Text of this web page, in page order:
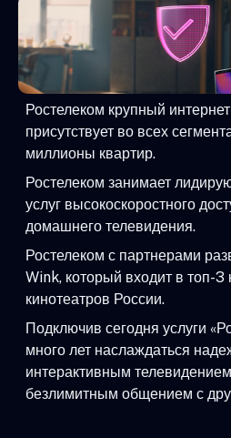
Ростелеком крупный
присутствует во всех
миллионы квартир.
Ростелеком занимает
услуг высокоскоростного
домашнего телевидения.
Ростелеком с партнерами
Wink, который входит в топ-
кинотеатров России.
Подключив сегодня услуги
много лет наслаждаться
интерактивным
безлимитным общением с